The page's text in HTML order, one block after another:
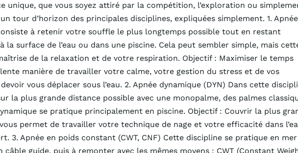
unique, que vous soyez attiré par la compétition, l’exploration ou
tour d’horizon des principales disciplines, expliquées simplement. 1. Apnée
à retenir votre souffle le plus longtemps possible tout en restant
la surface de l’eau ou dans une piscine. Cela peut sembler simple, mais
de la relaxation et de votre respiration. Objectif : Maximiser le temps
manière de travailler votre calme, votre gestion du stress et de vos
vous déplacer sous l’eau. 2. Apnée dynamique (DYN) Dans cette
la plus grande distance possible avec une monopalme, des palmes
se pratique principalement en piscine. Objectif : Couvrir la plus
permet de travailler votre technique de nage et votre efficacité dans
3. Apnée en poids constant (CWT, CNF) Cette discipline se pratique en
câble guide, puis à remonter avec les mêmes moyens : CWT (Constant